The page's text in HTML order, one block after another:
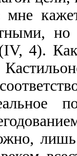
мне
но
4).
лишь